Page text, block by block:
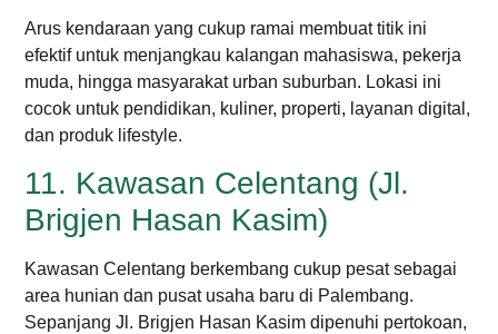
Arus kendaraan yang cukup ramai membuat titik ini
efektif untuk menjangkau kalangan mahasiswa, pekerja
muda, hingga masyarakat urban suburban. Lokasi ini
cocok untuk pendidikan, kuliner, properti, layanan digital,
dan produk lifestyle.
11. Kawasan Celentang (Jl.
Brigjen Hasan Kasim)
Kawasan Celentang berkembang cukup pesat sebagai
area hunian dan pusat usaha baru di Palembang.
Sepanjang Jl. Brigjen Hasan Kasim dipenuhi pertokoan,